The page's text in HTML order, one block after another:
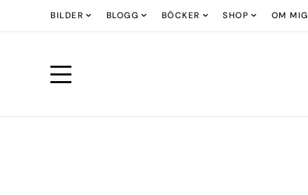
BILDER BLOGG BÖCKER SHOP OM MIG